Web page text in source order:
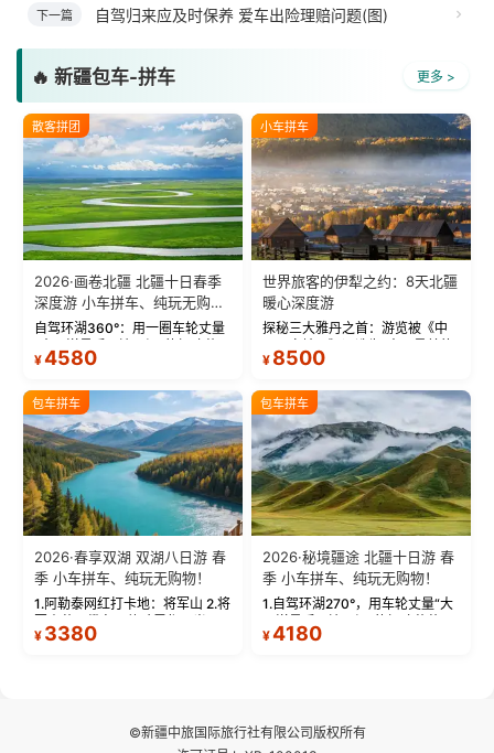
下一篇 自驾归来应及时保养 爱车出险理赔问题(图)
🔥 新疆包车-拼车 更多 >
散客拼团
2026·画卷北疆 北疆十日春季
深度游 小车拼车、纯玩无购
物！
自驾环湖360°：用一圈车轮丈量
蓝。 赛湖旅拍：甄选多款风格服
绝美瞬间。 赛湖坦克300跟车视
频：专业摄影师...
¥4580
小车拼车
世界旅客的伊犁之约：8天北疆
暖心深度游
探秘三大雅丹之首：游览被《中
三大雅丹”第一名的克拉玛依魔鬼
瓦人最大村落——禾木村，欣赏
晨雾与小木...
¥ 8500
包车拼车
2026·春享双湖 双湖八日游 春
季 小车拼车、纯玩无购物！
1.阿勒泰网红打卡地：将军山 2.将
军山落日缆车，体验雪都风光 3.
将军山，夕阳派对，蹦迪party 4.
¥ 3380
包车拼车
2026·秘境疆途 北疆十日游 春
季 小车拼车、纯玩无购物！
1.自驾环湖270°，用车轮丈量“大
西洋最后一滴眼泪”的极致蔚蓝，
让雪山、花海与深邃湖水在转弯
¥4180
©新疆中旅国际旅行社有限公司版权所有